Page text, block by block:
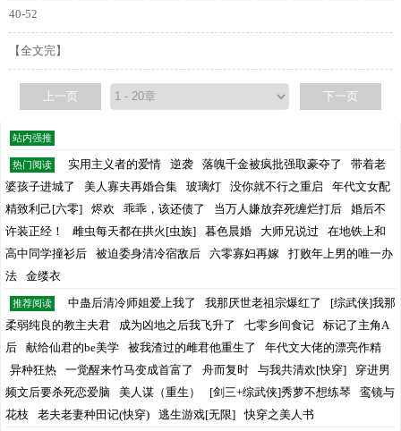
40-52
【全文完】
上一页 下一页
站内强推
热门阅读 实用主义者的爱情 逆袭 落魄千金被疯批强取豪夺了
带着老
婆孩子进城了
美人寡夫再婚合集 玻璃灯 没你就不行之重启
年代文女配
精致利己[六零]
烬欢 乖乖，该还债了 当万人嫌放弃死缠烂打后
婚后不
许装正经！
雌虫每天都在拱火[虫族] 暮色晨婚 大师兄说过
在地铁上和
高中同学撞衫后
被迫委身清冷宿敌后 六零寡妇再嫁
打败年上男的唯一办
法
金缕衣
推荐阅读 中蛊后清冷师姐爱上我了 我那厌世老祖宗爆红了
[综武侠]我那
柔弱纯良的教主夫君
成为凶地之后我飞升了 七零乡间食记
标记了主角A
后
献给仙君的be美学 被我渣过的雌君他重生了
年代文大佬的漂亮作精
异种狂热
一觉醒来竹马变成首富了 舟而复时 与我共清欢[快穿]
穿进男
频文后要杀死恋爱脑
美人谋（重生） [剑三+综武侠]秀萝不想练琴
鸾镜与
花枝
老夫老妻种田记(快穿) 逃生游戏[无限] 快穿之美人书